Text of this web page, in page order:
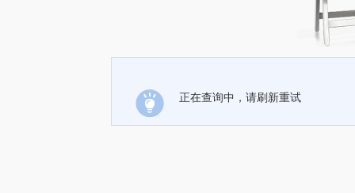
正在查询中，请刷新重试